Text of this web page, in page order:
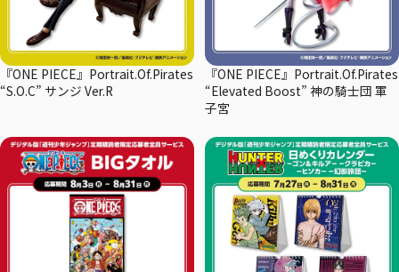
『ONE PIECE』Portrait.Of.Pirates
“S.O.C” サンジ Ver.R
『ONE PIECE』Portrait.Of.Pirates
“Elevated Boost” 神の騎士団 軍
子宮